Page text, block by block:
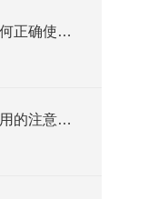
Acclaim液相色谱柱如何正确使用缓冲盐
Acclaim液相色谱柱使用的注意事项说明